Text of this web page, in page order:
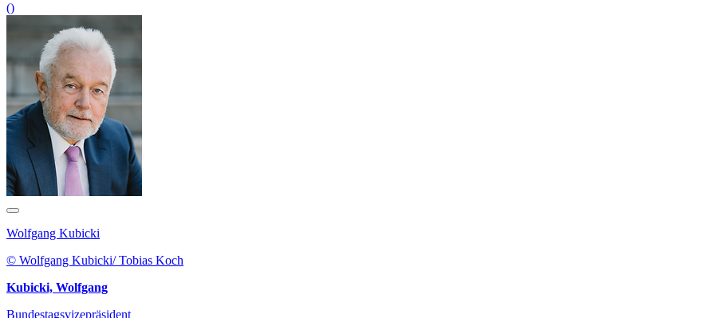
()
Wolfgang Kubicki
© Wolfgang Kubicki/ Tobias Koch
Kubicki, Wolfgang
Bundestagsvizepräsident